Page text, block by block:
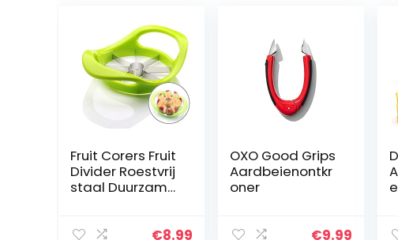
Fruit Corers Fruit
Divider Roestvrij
staal Duurzame
Slicer
€8.99
OXO Good Grips
Aardbeienontkr
oner
€9.99